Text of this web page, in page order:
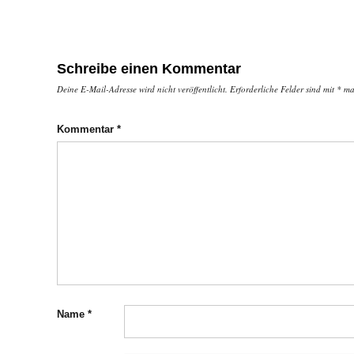
Schreibe einen Kommentar
Deine E-Mail-Adresse wird nicht veröffentlicht. Erforderliche Felder sind mit *
Kommentar *
Name *